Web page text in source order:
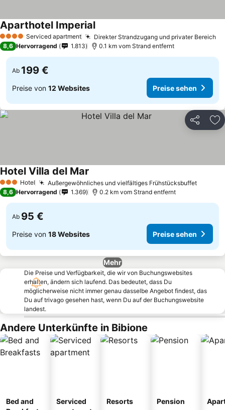
4 Sterne Serviced apartment Direkter Strandzugang und privater Bereich
Aparthotel Imperial
8,6 Hervorragend 1.813 0.1 km vom Strand entfernt
Ab 199 €
Preise von 12 Websites Preise sehen
Teilen
3 SterneHotel Außergewöhnliches und vielfältiges Frühstücksbuffet
Hotel Villa del Mar
8,6 Hervorragend 1.369 0.2 km vom Strand entfernt
Ab 95 €
Preise von 18 Websites Preise sehen
Mehr
Die Preise und Verfügbarkeit, die wir von Buchungswebsites
erhalten, ändern sich laufend. Das bedeutet, dass Du
möglicherweise nicht immer genau dasselbe Angebot findest, das
Du auf trivago gesehen hast, wenn Du auf der Buchungswebsite
landest.
Andere Unterkünfte in Bibione
Bed and
Serviced
Resorts Pension